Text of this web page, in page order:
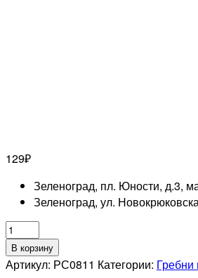
129₽
Зеленоград, пл. Юности, д.3,
Зеленоград, ул.
Количество
товара
Расческа
В корзину
Артикул: РС0811 Категории: Гребни